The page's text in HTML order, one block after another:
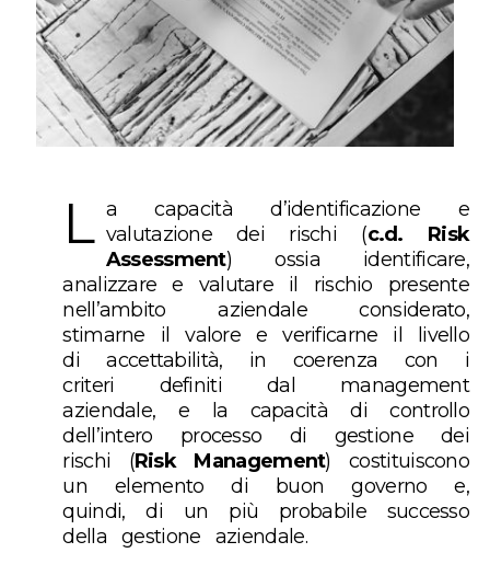
L a capacità d’identificazione e
valutazione dei rischi (c.d. Risk
Assessment) ossia identificare,
analizzare e valutare il rischio presente
nell’ambito aziendale considerato,
stimarne il valore e verificarne il livello
di accettabilità, in coerenza con i
criteri definiti dal management
aziendale, e la capacità di controllo
dell’intero processo di gestione dei
rischi (Risk Management) costituiscono
un elemento di buon governo e,
quindi, di un più probabile successo
della gestione aziendale.